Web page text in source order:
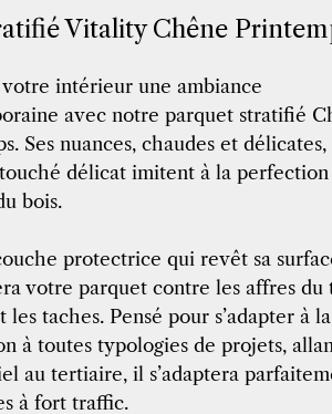
Vitality Chêne
intérieur une ambiance
avec notre parquet stratifié
Ses nuances, chaudes et délicates,
délicat imitent à la
bois.
protectrice qui revêt sa
votre parquet contre les affres du
les taches. Pensé pour s’adapter à la
à toutes typologies de projets,
au tertiaire, il s’adaptera
à fort traffic.